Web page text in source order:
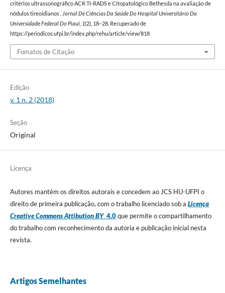
critérios ultrassonográfico ACR TI-RADS e Citopatológico Bethesda na avaliação de
nódulos tireoidianos .
Jornal De Ciências Da Saúde Do Hospital Universitário Da
Universidade Federal Do Piauí, 1(2), 18–28. Recuperado de
https://periodicos.ufpi.br/index.php/rehu/article/view/818
Fomatos de Citação
Edição
v. 1 n. 2 (2018)
Seção
Original
Licença
Autores mantém os direitos autorais e concedem ao JCS HU-UFPI o
direito de primeira publicação, com o trabalho licenciado sob a Licença
Creative Commons Attibution BY4.0que permite o compartilhamento
do trabalho com reconhecimento da autoria e publicação inicial nesta
revista.
Artigos Semelhantes